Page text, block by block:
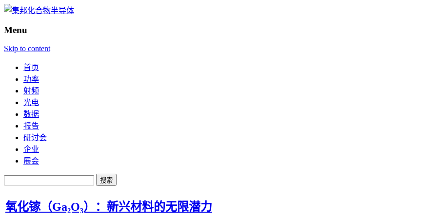
Menu
Skip to content
首页
功率
射频
光电
数据
报告
研讨会
企业
展会
氧化镓（Ga₂O₃）：新兴材料的无限潜力